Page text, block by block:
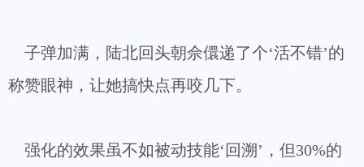
子弹加满，陆北回头朝佘儇递了个‘活不错’的
称赞眼神，让她搞快点再咬几下。
强化的效果虽不如被动技能‘回溯’，但30%的